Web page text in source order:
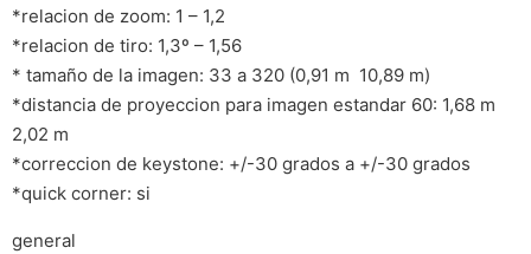
*relacion de zoom: 1 – 1,2
*relacion de tiro: 1,3º – 1,56
* tamaño de la imagen: 33 a 320 (0,91 m  10,89 m)
*distancia de proyeccion para imagen estandar 60: 1,68 m 
2,02 m
*correccion de keystone: +/-30 grados a +/-30 grados
*quick corner: si
general